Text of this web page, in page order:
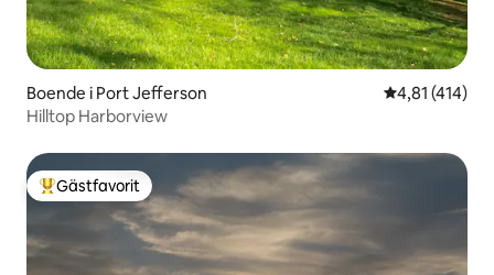
Boende i Port Jefferson 4,81 av 5 i
4,81 (414)
Hilltop Harborview
Populär gästfavorit
Gästfavorit